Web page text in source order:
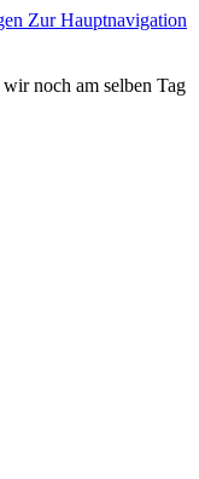
Zur Hauptnavigation
noch am selben Tag